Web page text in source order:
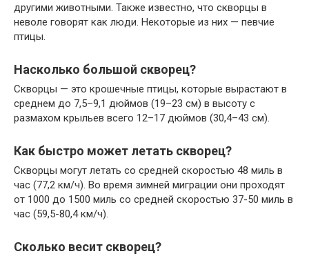
другими животными. Также известно, что скворцы в
неволе говорят как люди. Некоторые из них — певчие
птицы.
Насколько большой скворец?
Скворцы — это крошечные птицы, которые вырастают в
среднем до 7,5–9,1 дюймов (19–23 см) в высоту с
размахом крыльев всего 12–17 дюймов (30,4–43 см).
Как быстро может летать скворец?
Скворцы могут летать со средней скоростью 48 миль в
час (77,2 км/ч). Во время зимней миграции они проходят
от 1000 до 1500 миль со средней скоростью 37-50 миль в
час (59,5-80,4 км/ч).
Сколько весит скворец?